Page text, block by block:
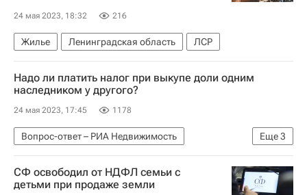
24 мая 2023, 18:32 216
Жилье Ленинградская область ЛСР
Надо ли платить налог при выкупе доли одним
наследником у другого?
24 мая 2023, 17:45 1178
Еще3
Вопрос-ответ – РИА Недвижимость
Наследство и семейные отношения - Вопрос-ответ - Полезное
Налоги - Вопрос-ответ - Полезное
СФ освободил от НДФЛ семьи с
детьми при продаже земли